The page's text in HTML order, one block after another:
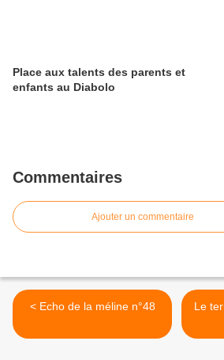
Place aux talents des parents et
enfants au Diabolo
Commentaires
Ajouter un commentaire
< Echo de la méline n°48
Le